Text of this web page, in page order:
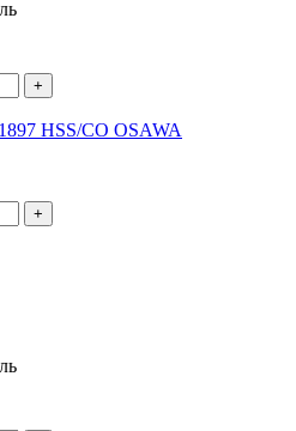
+
HSS/CO OSAWA
+